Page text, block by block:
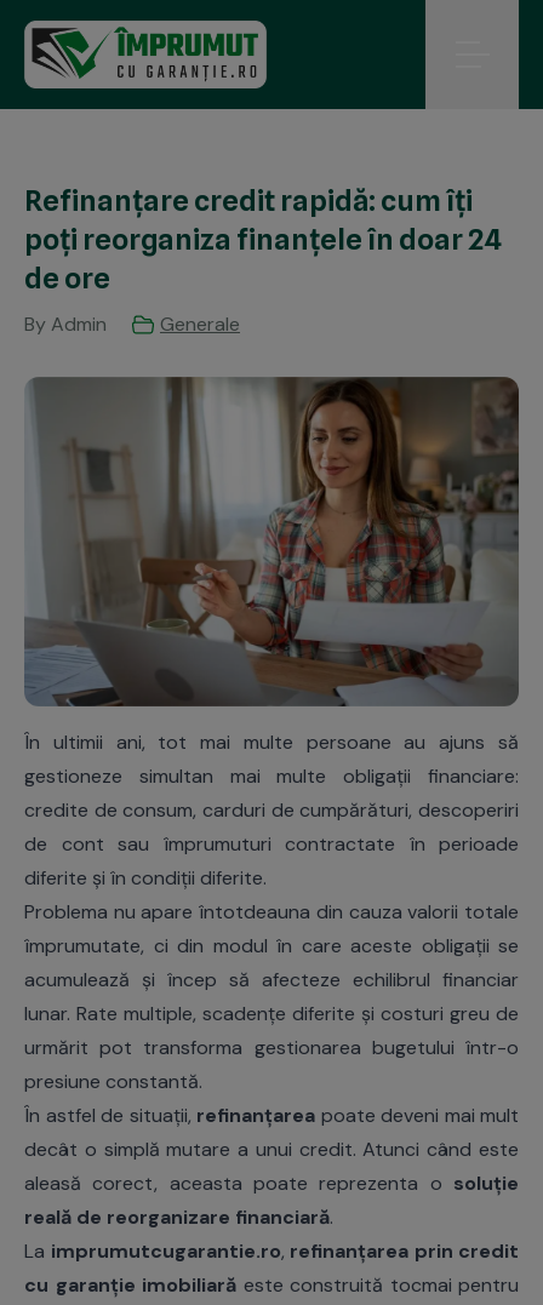
Refinanțare credit rapidă: cum îți
poți reorganiza finanțele în doar 24
de ore
By Admin Generale
În ultimii ani, tot mai multe persoane au ajuns să
gestioneze simultan mai multe obligații financiare:
credite de consum, carduri de cumpărături, descoperiri
de cont sau împrumuturi contractate în perioade
diferite și în condiții diferite.
Problema nu apare întotdeauna din cauza valorii totale
împrumutate, ci din modul în care aceste obligații se
acumulează și încep să afecteze echilibrul financiar
lunar. Rate multiple, scadențe diferite și costuri greu de
urmărit pot transforma gestionarea bugetului într-o
presiune constantă.
În astfel de situații, refinanțarea poate deveni mai mult
decât o simplă mutare a unui credit. Atunci când este
aleasă corect, aceasta poate reprezenta o soluție
reală de reorganizare financiară.
La imprumutcugarantie.ro, refinanțarea prin credit
cu garanție imobiliară este construită tocmai pentru